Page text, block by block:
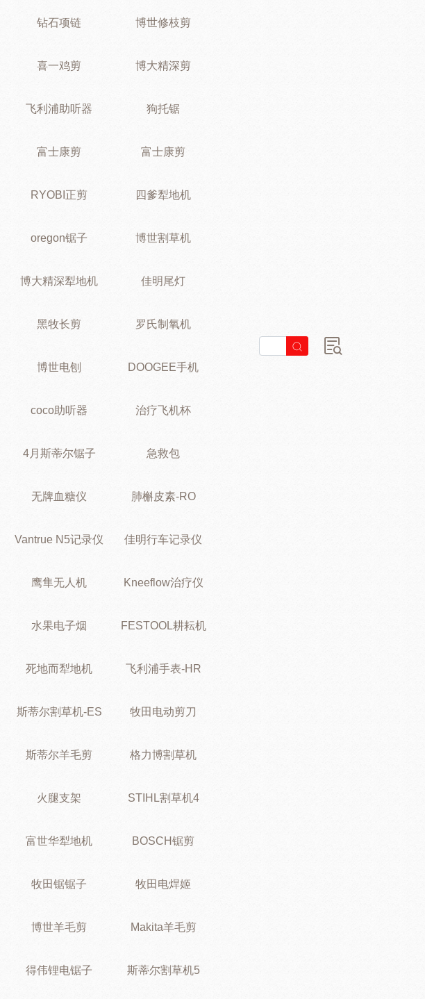
钻石项链 博世修枝剪
喜一鸡剪 博大精深剪
飞利浦助听器 狗托锯
富士康剪 富士康剪
RYOBI正剪 四爹犁地机
oregon锯子 博世割草机
博大精深犁地机 佳明尾灯
黑牧长剪 罗氏制氧机
博世电刨 DOOGEE手机
coco助听器 治疗飞机杯
4月斯蒂尔锯子 急救包
无牌血糖仪 肺槲皮素-RO
Vantrue N5记录仪 佳明行车记录仪
鹰隼无人机 Kneeflow治疗仪
水果电子烟 FESTOOL耕耘机
死地而犁地机 飞利浦手表-HR
斯蒂尔割草机-ES 牧田电动剪刀
斯蒂尔羊毛剪 格力博割草机
火腿支架 STIHL割草机4
富世华犁地机 BOSCH锯剪
牧田锯锯子 牧田电焊姬
博世羊毛剪 Makita羊毛剪
得伟锂电锯子 斯蒂尔割草机5